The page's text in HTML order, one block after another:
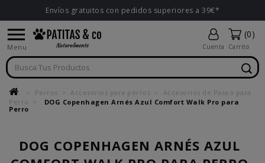
Envíos gratuitos con pedidos superiores a 39€*

Menu Cuenta
(0)
Carrito
Perros Accesorios para perros
Accesorios de Paseo para
Perro
DOG Copenhagen Arnés Azul Comfort Walk Pro para
Perro
DOG COPENHAGEN ARNÉS AZUL